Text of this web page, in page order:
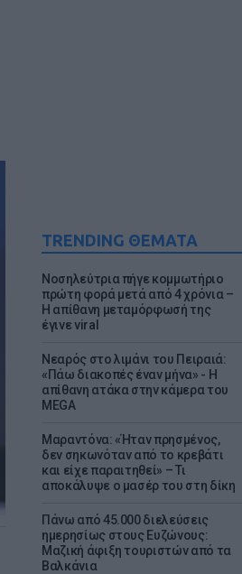
TRENDING ΘΕΜΑΤΑ
Νοσηλεύτρια πήγε κομμωτήριο
πρώτη φορά μετά από 4 χρόνια –
Η απίθανη μεταμόρφωσή της
έγινε viral
Νεαρός στο λιμάνι του Πειραιά:
«Πάω διακοπές έναν μήνα» - Η
απίθανη ατάκα στην κάμερα του
MEGA
Μαραντόνα: «Ήταν πρησμένος,
δεν σηκωνόταν από το κρεβάτι
και είχε παραιτηθεί» – Τι
αποκάλυψε ο μασέρ του στη δίκη
Πάνω από 45.000 διελεύσεις
ημερησίως στους Ευζώνους:
Μαζική άφιξη τουριστών από τα
Βαλκάνια